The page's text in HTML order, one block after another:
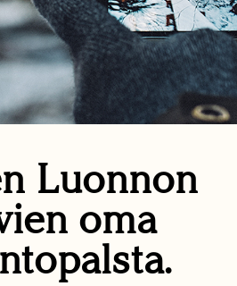
Luonnon
oma